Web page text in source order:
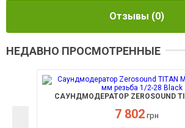
Отзывы (0)
НЕДАВНО ПРОСМОТРЕННЫЕ
САУНДМОДЕРАТОР ZEROSOUND
7 802 грн